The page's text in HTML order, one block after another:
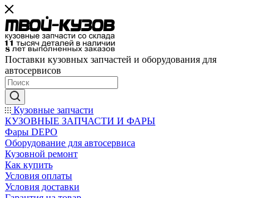
Поставки кузовных запчастей и оборудования для
автосервисов
Кузовные запчасти
КУЗОВНЫЕ ЗАПЧАСТИ И ФАРЫ
Фары DEPO
Оборудование для автосервиса
Кузовной ремонт
Как купить
Условия оплаты
Условия доставки